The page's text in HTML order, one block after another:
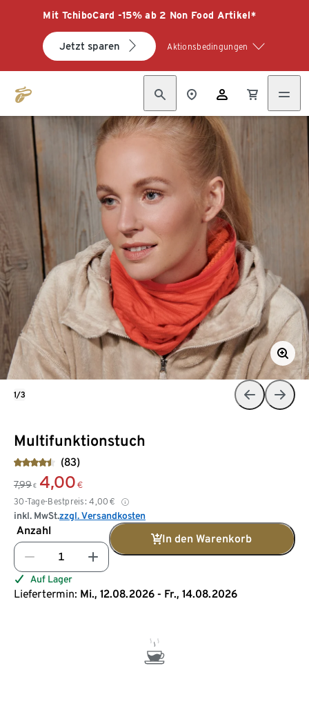
Mit TchiboCard -15% ab 2 Non Food Artikel*
Jetzt sparen Aktionsbedingungen
Multifunktionstuch
(83)
7,99 € 4,00 €
30-Tage-Bestpreis: 4,00 €
inkl. MwSt.zzgl. Versandkosten
Anzahl
In den Warenkorb
Auf Lager
Liefertermin: Mi., 12.08.2026 - Fr., 14.08.2026
1/3